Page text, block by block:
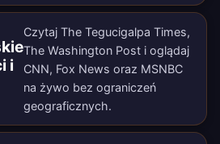
i
Czytaj The Tegucigalpa Times,
The Washington Post i oglądaj
CNN, Fox News oraz MSNBC
na żywo bez ograniczeń
geograficznych.